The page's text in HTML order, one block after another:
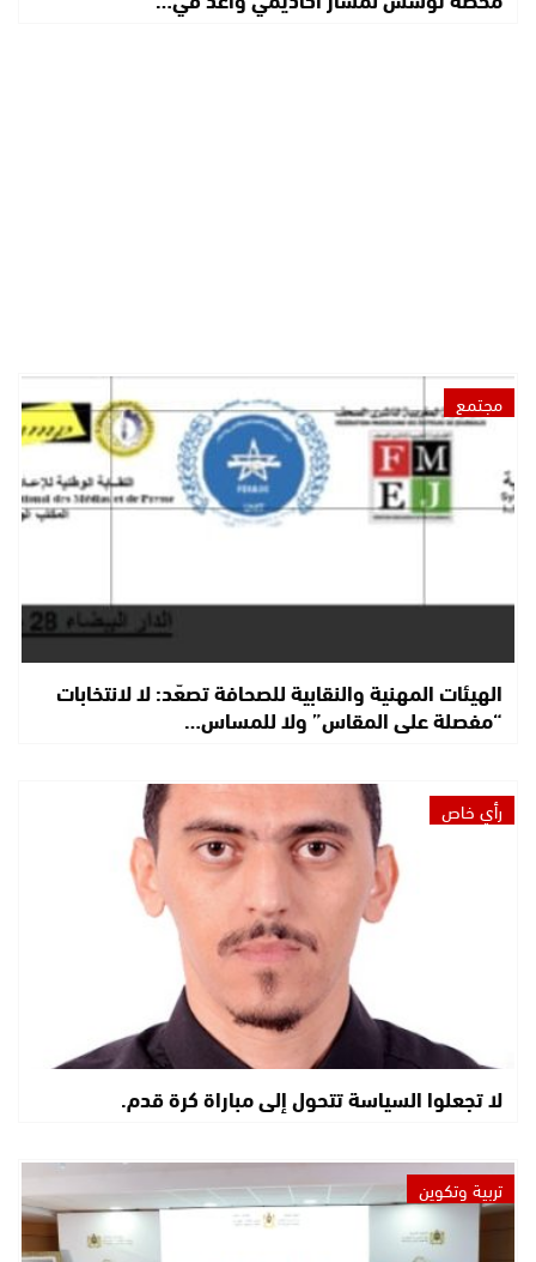
مجتمع
الهيئات المهنية والنقابية للصحافة تصعّد: لا لانتخابات
“مفصلة على المقاس” ولا للمساس…
رأي خاص
لا تجعلوا السياسة تتحول إلى مباراة كرة قدم.
تربية وتكوين